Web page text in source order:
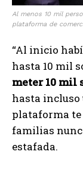
Al menos 10 mil
plataforma de
“Al inicio
hasta 10 mil
meter 10 mil
hasta incluso
plataforma
familias
estafada.